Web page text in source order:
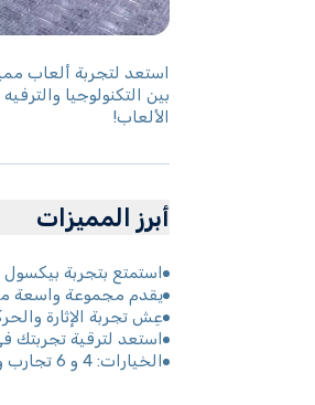
استعد لتجربة ألعاب
بين التكنولوجيا
الألعاب!
أبرز المميزات
استمتع بتجربة
يقدم مجموعة واسعة من
عِش تجربة الإثارة
استعد لترقية تجربتك
الخيارات: 4 و 6 تجارب واقع افتراضي ووضع القصة بتكاليف مختلفة (باستثناء سباق الفورمولا)